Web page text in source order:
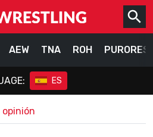
AEW TNA ROH
ES
opinión